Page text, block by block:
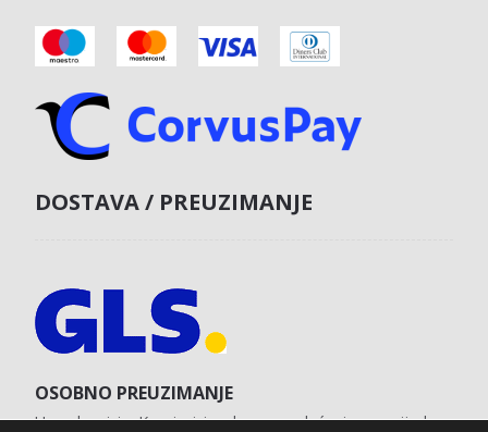
DOSTAVA / PREUZIMANJE
OSOBNO PREUZIMANJE
U poslovnici u Koprivnici s obvezom plaćanja unaprijed